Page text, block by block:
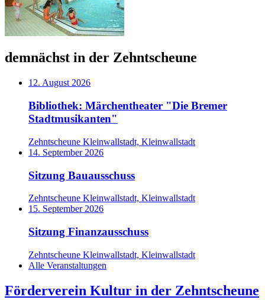
demnächst in der Zehntscheune
12. August 2026
Bibliothek: Märchentheater "Die Bremer
Stadtmusikanten"
Zehntscheune Kleinwallstadt, Kleinwallstadt
14. September 2026
Sitzung Bauausschuss
Zehntscheune Kleinwallstadt, Kleinwallstadt
15. September 2026
Sitzung Finanzausschuss
Zehntscheune Kleinwallstadt, Kleinwallstadt
Alle Veranstaltungen
Förderverein Kultur in der Zehntscheune